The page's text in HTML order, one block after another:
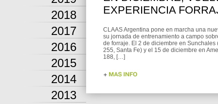
2018
2017
2016
2015
2014
2013
EXPERIENCIA
CLAAS Argentina pone en marcha una
su jornada de entrenamiento a campo
de forraje. El 2 de diciembre en Sunchales
255, Santa Fe) y el 15 de diciembre en
188, […]